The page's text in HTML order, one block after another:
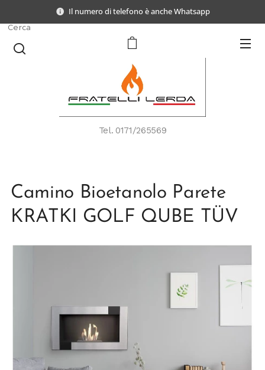
Il numero di telefono è anche Whatsapp
Tel. 0171/265569
Cerca
Camino Bioetanolo Parete
KRATKI GOLF QUBE TÜV